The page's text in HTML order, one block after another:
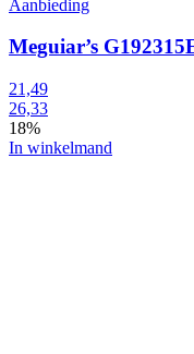
Aanbieding
Meguiar’s
21,49
26,33
18%
In winkelmand